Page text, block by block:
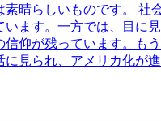
晴らしいものです。 社
います。一方では、目に
仰が残っています。も
見られ、アメリカ化が